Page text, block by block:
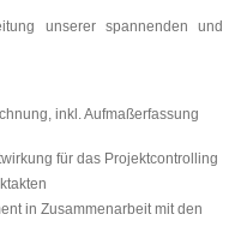
unserer spannenden und
inkl. Aufmaßerfassung
für das Projektcontrolling
in Zusammenarbeit mit den